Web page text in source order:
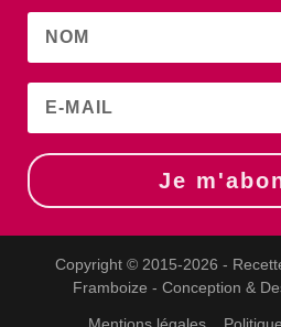
Je
Copyright © 2015-2026 -
Framboize - Conception &